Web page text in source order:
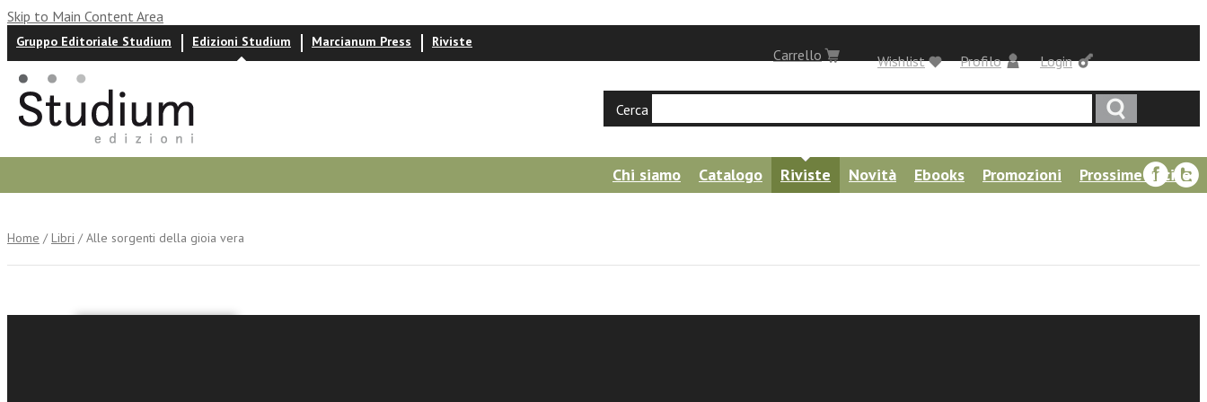
Skip to Main Content Area
Login
Carrello
Gruppo Editoriale Studium Edizioni Studium Marcianum Press Riviste
Profilo
Wishlist
Cerca
Chi siamo Catalogo Riviste Novità Ebooks Promozioni
Prossime uscite
Home / Libri / Alle sorgenti della gioia vera